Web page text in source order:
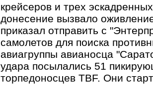
крейсеров и трех
донесение вызвало
приказал отправить с
самолетов для поиска
авиагруппы авианосца
удара посылались 51
торпедоносцев TBF. Они